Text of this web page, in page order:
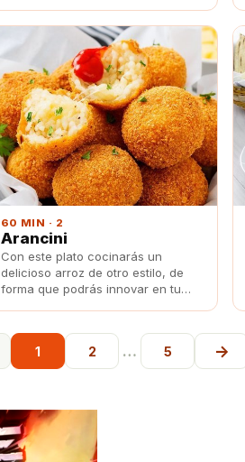
60 MIN · 2
Arancini
Con este plato cocinarás un
delicioso arroz de otro estilo, de
forma que podrás innovar en tu
1 2 … 5 →